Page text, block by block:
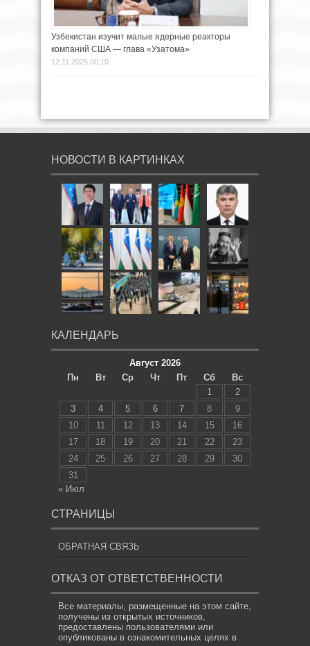
Узбекистан изучит малые ядерные реакторы
компаний США — глава «Узатома»
12.11.2025 00:10
НОВОСТИ В КАРТИНКАХ
КАЛЕНДАРЬ
Август 2026
Пн
Вт Ср Чт Пт Сб
Вс
1
2
3
4 5 6 7 8
9
10
11 12 13 14 15
16
17
18 19 20 21 22
23
24
25 26 27 28 29
30
31
« Июл
СТРАНИЦЫ
ОБРАТНАЯ СВЯЗЬ
ОТКАЗ ОТ ОТВЕТСТВЕННОСТИ
Все материалы, размещенные на этом сайте,
получены из открытых источников,
предоставлены пользователями или
опубликованы в ознакомительных целях в